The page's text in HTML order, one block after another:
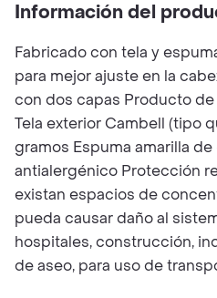
Información del
Fabricado con tela y
para mejor ajuste en la
con dos capas Producto
Tela exterior Cambell (tipo
gramos Espuma amarilla
antialergénico Protección
existan espacios de
pueda causar daño al
hospitales, construcción,
de aseo, para uso de